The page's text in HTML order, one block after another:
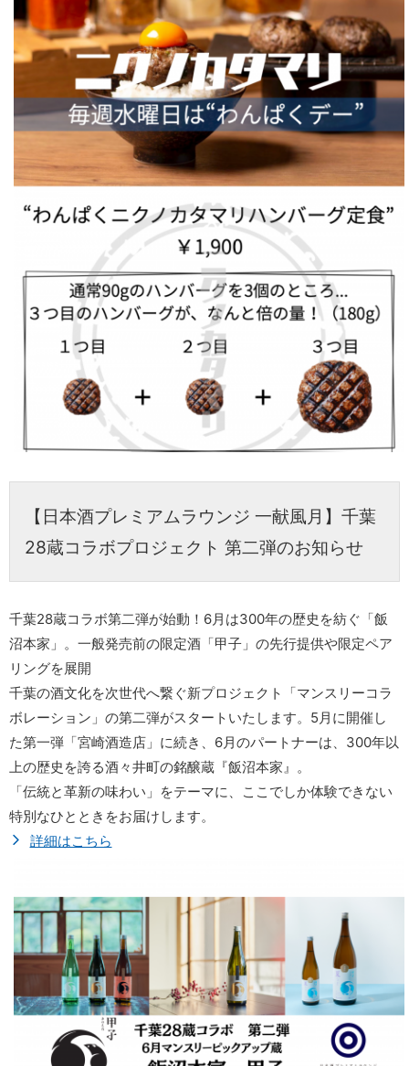
【日本酒プレミアムラウンジ 一献風月】千葉
28蔵コラボプロジェクト 第二弾のお知らせ
千葉28蔵コラボ第二弾が始動！6月は300年の歴史を紡ぐ「飯
沼本家」。一般発売前の限定酒「甲子」の先行提供や限定ペア
リングを展開
千葉の酒文化を次世代へ繋ぐ新プロジェクト「マンスリーコラ
ボレーション」の第二弾がスタートいたします。5月に開催し
た第一弾「宮崎酒造店」に続き、6月のパートナーは、300年以
上の歴史を誇る酒々井町の銘醸蔵『飯沼本家』。
「伝統と革新の味わい」をテーマに、ここでしか体験できない
特別なひとときをお届けします。
詳細はこちら